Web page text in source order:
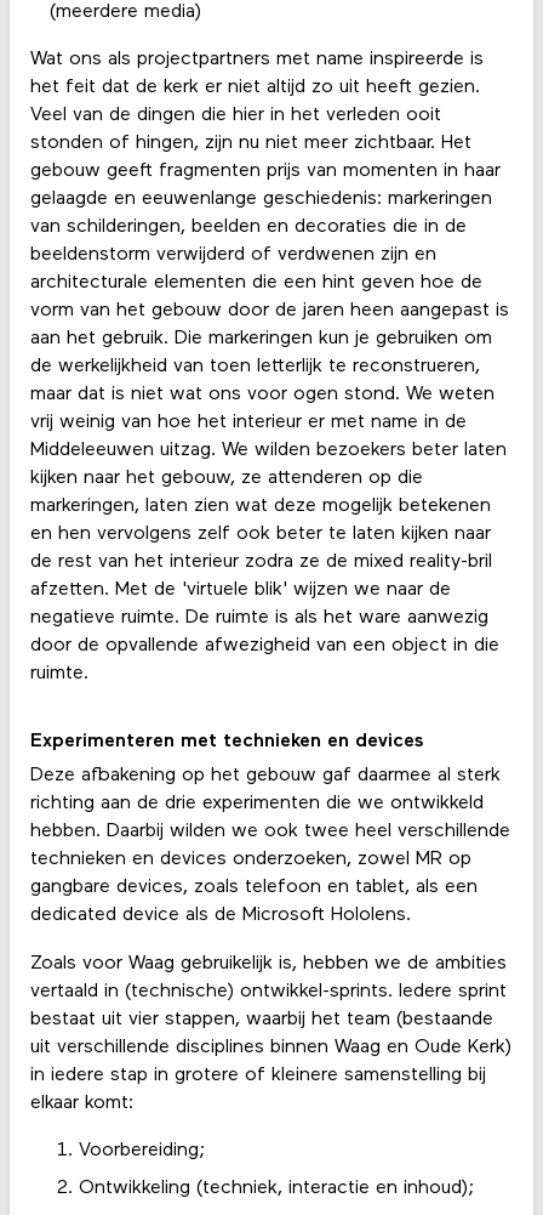
(meerdere media)
Wat ons als projectpartners met name inspireerde is
het feit dat de kerk er niet altijd zo uit heeft gezien.
Veel van de dingen die hier in het verleden ooit
stonden of hingen, zijn nu niet meer zichtbaar. Het
gebouw geeft fragmenten prijs van momenten in haar
gelaagde en eeuwenlange geschiedenis: markeringen
van schilderingen, beelden en decoraties die in de
beeldenstorm verwijderd of verdwenen zijn en
architecturale elementen die een hint geven hoe de
vorm van het gebouw door de jaren heen aangepast is
aan het gebruik. Die markeringen kun je gebruiken om
de werkelijkheid van toen letterlijk te reconstrueren,
maar dat is niet wat ons voor ogen stond. We weten
vrij weinig van hoe het interieur er met name in de
Middeleeuwen uitzag. We wilden bezoekers beter laten
kijken naar het gebouw, ze attenderen op die
markeringen, laten zien wat deze mogelijk betekenen
en hen vervolgens zelf ook beter te laten kijken naar
de rest van het interieur zodra ze de mixed reality-bril
afzetten. Met de 'virtuele blik' wijzen we naar de
negatieve ruimte. De ruimte is als het ware aanwezig
door de opvallende afwezigheid van een object in die
ruimte.
Experimenteren met technieken en devices
Deze afbakening op het gebouw gaf daarmee al sterk
richting aan de drie experimenten die we ontwikkeld
hebben. Daarbij wilden we ook twee heel verschillende
technieken en devices onderzoeken, zowel MR op
gangbare devices, zoals telefoon en tablet, als een
dedicated device als de Microsoft Hololens.
Zoals voor Waag gebruikelijk is, hebben we de ambities
vertaald in (technische) ontwikkel-sprints. Iedere sprint
bestaat uit vier stappen, waarbij het team (bestaande
uit verschillende disciplines binnen Waag en Oude Kerk)
in iedere stap in grotere of kleinere samenstelling bij
elkaar komt:
Voorbereiding;
Ontwikkeling (techniek, interactie en inhoud);